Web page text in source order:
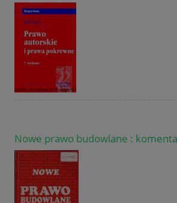
Nowe prawo budowlane :